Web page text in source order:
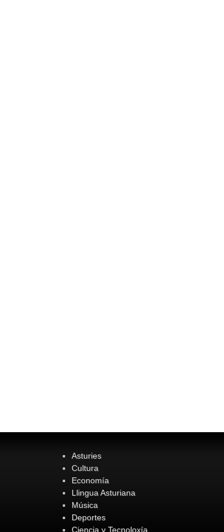
Asturies
Cultura
Economía
Llingua Asturiana
Música
Deportes
Ciencia y Tecnoloxía